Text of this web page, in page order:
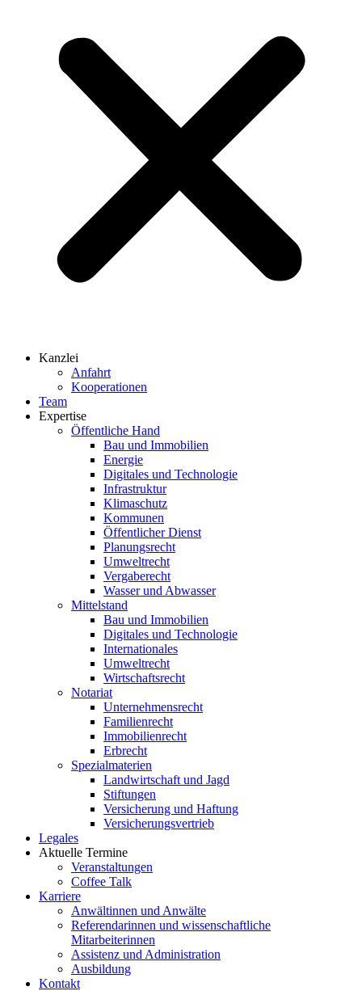
Kanzlei
Anfahrt
Kooperationen
Team
Expertise
Öffentliche Hand
Bau und Immobilien
Energie
Digitales und Technologie
Infrastruktur
Klimaschutz
Kommunen
Öffentlicher Dienst
Planungsrecht
Umweltrecht
Vergaberecht
Wasser und Abwasser
Mittelstand
Bau und Immobilien
Digitales und Technologie
Internationales
Umweltrecht
Wirtschaftsrecht
Notariat
Unternehmensrecht
Familienrecht
Immobilienrecht
Erbrecht
Spezialmaterien
Landwirtschaft und Jagd
Stiftungen
Versicherung und Haftung
Versicherungsvertrieb
Legales
Aktuelle Termine
Veranstaltungen
Coffee Talk
Karriere
Anwältinnen und Anwälte
Referendarinnen und wissenschaftliche
Mitarbeiterinnen
Assistenz und Administration
Ausbildung
Kontakt